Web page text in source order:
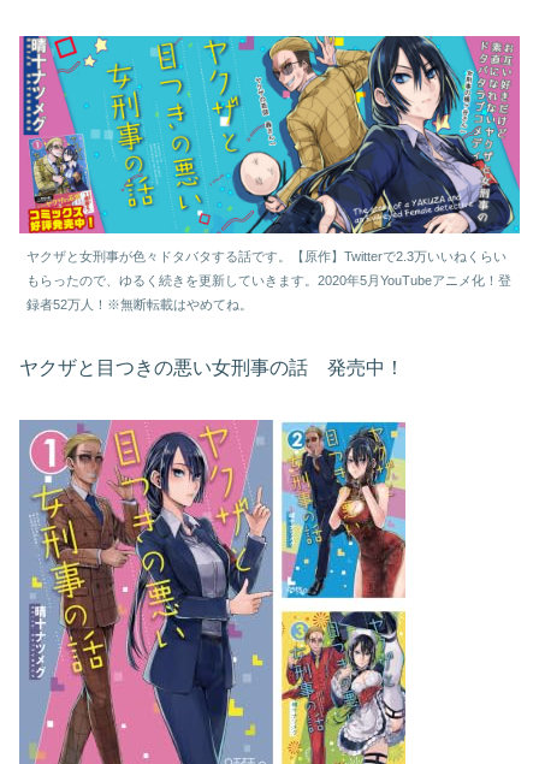
ヤクザと女刑事が色々ドタバタする話です。【原作】Twitterで2.3万いいねくらい
もらったので、ゆるく続きを更新していきます。2020年5月YouTubeアニメ化！登
録者52万人！※無断転載はやめてね。
ヤクザと目つきの悪い女刑事の話 発売中！